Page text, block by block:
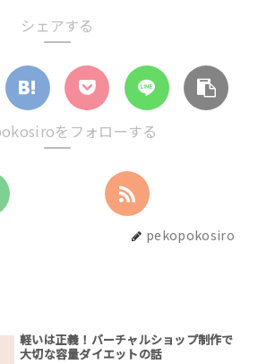
シェアする
をフォローする
pekopokosiro
軽いは正義！バーチャルショップ制作で
大切な容量ダイエットの話